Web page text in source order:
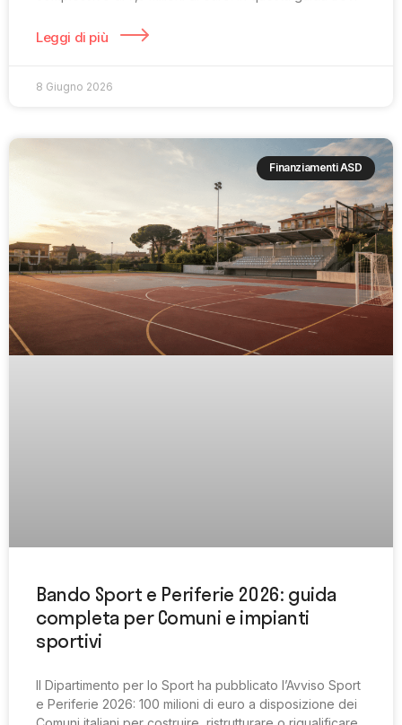
Leggi di più
8 Giugno 2026
Finanziamenti ASD
Bando Sport e Periferie 2026: guida
completa per Comuni e impianti
sportivi
Il Dipartimento per lo Sport ha pubblicato l’Avviso Sport
e Periferie 2026: 100 milioni di euro a disposizione dei